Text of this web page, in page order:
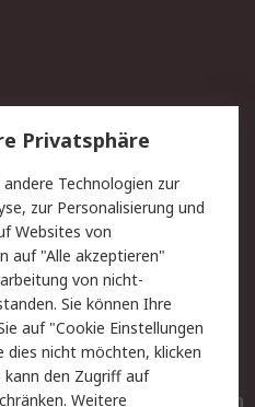
Lieferlösungen
Kontakt
Privatkunden
Datenschutz
Zahlungsbedingungen
Entsorgung
Elektrogeräte/Batterien
Privatsphäre
Technologien zur
zur Personalisierung und
Websites von
auf "Alle akzeptieren"
von nicht-
Sie können Ihre
auf "Cookie Einstellungen
dies nicht möchten, klicken
kann den Zugriff auf
Weitere